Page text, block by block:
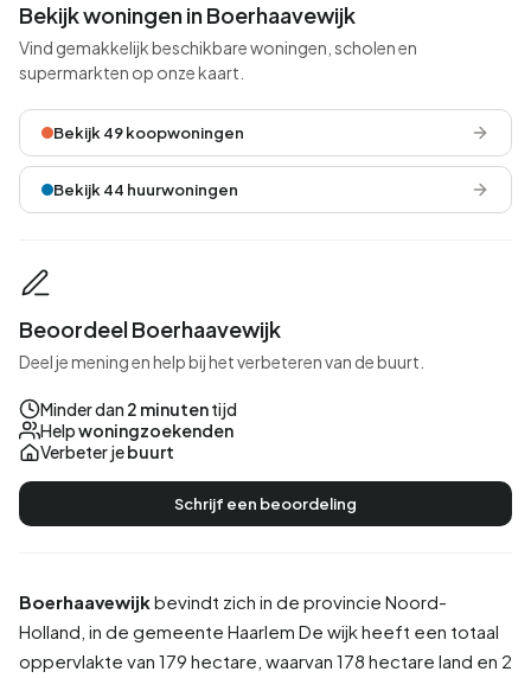
Boerhaavewijkbevindt zich in de provincie Noord-
Holland , in de gemeente Haarlem De wijk heeft een totaal
oppervlakte van 179 hectare, waarvan 178 hectare land en 2
Bekijk woningen in Boerhaavewijk
Vind gemakkelijk beschikbare woningen, scholen en
supermarkten op onze kaart.
Bekijk 49 koopwoningen
Bekijk 44 huurwoningen
Beoordeel Boerhaavewijk
Deel je mening en help bij het verbeteren van de buurt.
Minder dan 2 minutentijd
Helpwoningzoekenden
Verbeter jebuurt
Schrijf een beoordeling